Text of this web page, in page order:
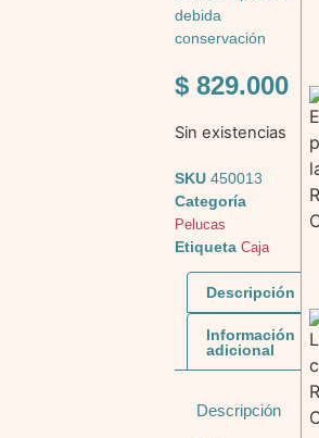
debida
conservación
$829.000
Sin existencias
SKU 450013
Categoría
Pelucas
Etiqueta Caja
Descripción
Información
adicional
Descripción